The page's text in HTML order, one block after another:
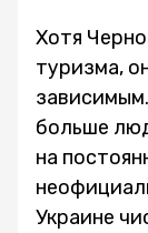
Хотя
туризма,
больше
на
Украине